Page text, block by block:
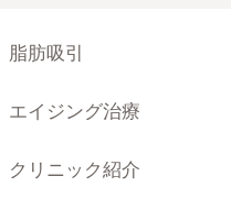
脂肪吸引
エイジング治療
クリニック紹介